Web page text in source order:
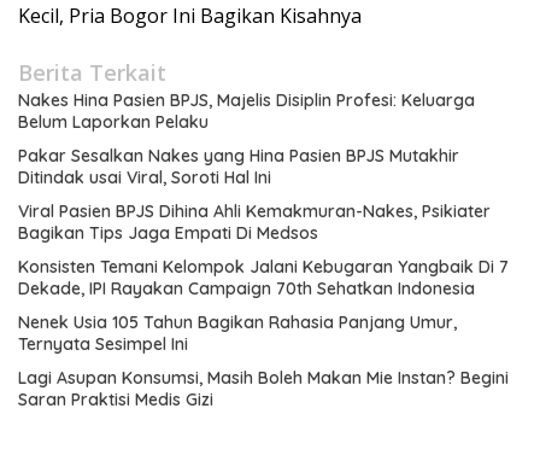
Kecil, Pria Bogor Ini Bagikan Kisahnya
Berita Terkait
Nakes Hina Pasien BPJS, Majelis Disiplin Profesi: Keluarga
Belum Laporkan Pelaku
Pakar Sesalkan Nakes yang Hina Pasien BPJS Mutakhir
Ditindak usai Viral, Soroti Hal Ini
Viral Pasien BPJS Dihina Ahli Kemakmuran-Nakes, Psikiater
Bagikan Tips Jaga Empati Di Medsos
Konsisten Temani Kelompok Jalani Kebugaran Yangbaik Di 7
Dekade, IPI Rayakan Campaign 70th Sehatkan Indonesia
Nenek Usia 105 Tahun Bagikan Rahasia Panjang Umur,
Ternyata Sesimpel Ini
Lagi Asupan Konsumsi, Masih Boleh Makan Mie Instan? Begini
Saran Praktisi Medis Gizi